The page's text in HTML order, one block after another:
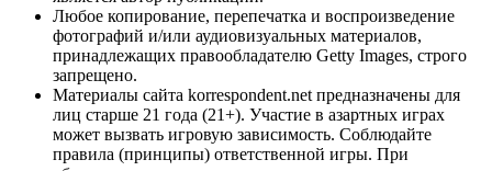
Любое копирование, перепечатка и воспроизведение
фотографий и/или аудиовизуальных материалов,
принадлежащих правообладателю Getty Images, строго
запрещено.
Материалы сайта korrespondent.net предназначены для
лиц старше 21 года (21+). Участие в азартных играх
может вызвать игровую зависимость. Соблюдайте
правила (принципы) ответственной игры. При